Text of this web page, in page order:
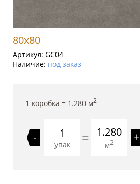
80x80
Артикул: GC04
Наличие: под заказ
1 коробка = 1.280 м2
-
упак = 1.280
м2 +